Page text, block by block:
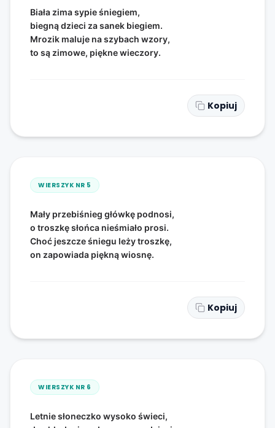
Biała zima sypie śniegiem,
biegną dzieci za sanek biegiem.
Mrozik maluje na szybach wzory,
to są zimowe, piękne wieczory.
Kopiuj
WIERSZYK NR 5
Mały przebiśnieg główkę podnosi,
o troszkę słońca nieśmiało prosi.
Choć jeszcze śniegu leży troszkę,
on zapowiada piękną wiosnę.
Kopiuj
WIERSZYK NR 6
Letnie słoneczko wysoko świeci,